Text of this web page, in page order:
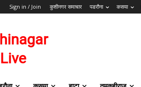
Sign in / Join कुशीनगर समाचार पडरौना कसया